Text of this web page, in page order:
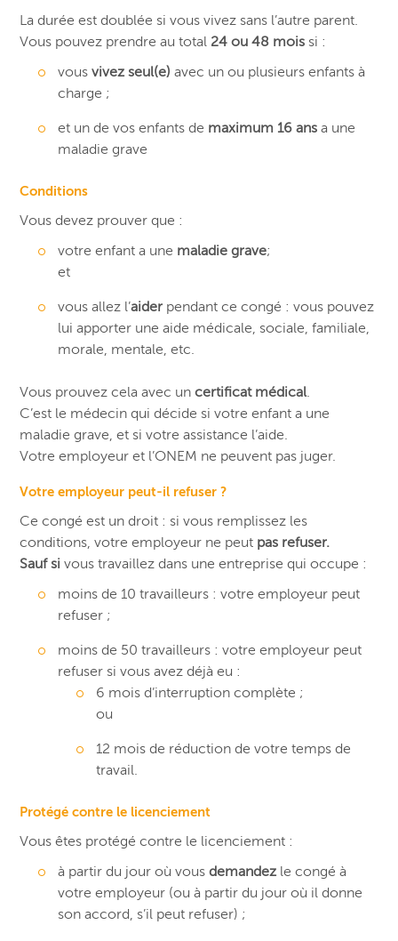
La durée est doublée si vous vivez sans l’autre parent.
Vous pouvez prendre au total 24 ou 48 mois si :
vousvivez seul(e) avec un ou plusieurs enfants à
charge ;
et un de vos enfants de maximum 16 ans a une
maladie grave
Conditions
Vous devez prouver que :
votre enfant a une maladie grave;
et
vous allez l’aider pendant ce congé : vous pouvez
lui apporter une aide médicale, sociale, familiale,
morale, mentale, etc.
Vous prouvez cela avec uncertificat médical.
C’est le médecin qui décide si votre enfant a une
maladie grave, et si votre assistance l’aide.
Votre employeur et l’ONEM ne peuvent pas juger.
Votre employeur peut-il refuser ?
Ce congé est un droit : si vous remplissez les
conditions, votre employeur ne peut pas refuser.
Sauf si vous travaillez dans une entreprise qui occupe :
moins de 10 travailleurs : votre employeur peut
refuser ;
moins de 50 travailleurs : votre employeur peut
refuser si vous avez déjà eu :
6 mois d’interruption complète ;
ou
12 mois de réduction de votre temps de
travail.
Protégé contre le licenciement
Vous êtes protégé contre le licenciement :
à partir du jour où vousdemandez le congé à
votre employeur (ou à partir du jour où il donne
son accord, s’il peut refuser) ;